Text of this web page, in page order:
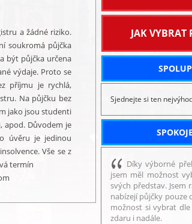
a žádné riziko.
soukromá půjčka
být půjčka určena
výdaje. Proto se
příjmu je rychlá,
Na půjčku bez
jako jsou studenti
apod. Důvodem je
úvěru je jedinou
Vše se z
termín
JAK VYBRAT
Sjednejte si ten
Díky výborné
jsem měl možnost
svých představ. Jsem
nabízejí půjčky pouze
možnost si vybrat
zdaru i nadále.